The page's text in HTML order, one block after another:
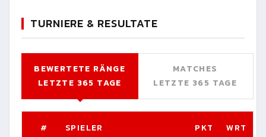
TURNIERE & RESULTATE
BEWERTETE RÄNGE
LETZTE 365 TAGE
MATCHES
LETZTE 365 TAGE
# SPIELER PKT WRT